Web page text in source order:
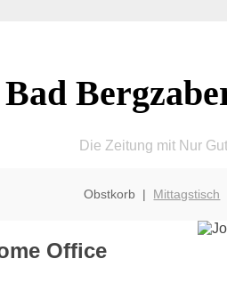
Bad
Die Zeitung mit Nur
Obstkorb | Mittagstisch
Office